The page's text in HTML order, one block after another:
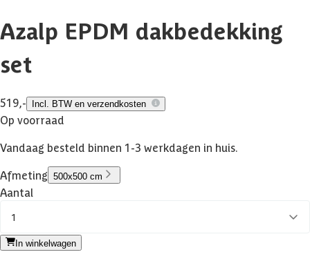
Azalp EPDM dakbedekking
set
519,- Incl. BTW en verzendkosten
Op voorraad
Vandaag besteld binnen 1-3 werkdagen in huis.
Afmeting 500x500 cm
Aantal
1
In winkelwagen